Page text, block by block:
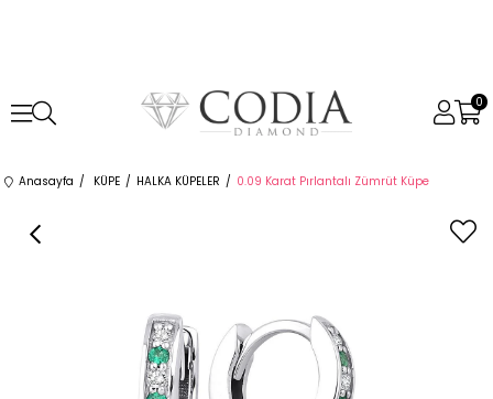
0
Anasayfa KÜPE HALKA KÜPELER 0.09 Karat Pırlantalı Zümrüt Küpe